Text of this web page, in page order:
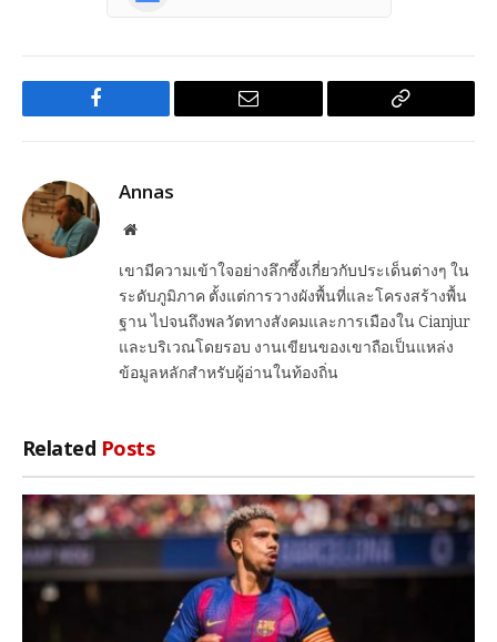
Facebook Email
Copy
Annas
Website
เขามีความเข้าใจอย่างลึกซึ้งเกี่ยวกับประเด็นต่างๆ ใน
ระดับภูมิภาค ตั้งแต่การวางผังพื้นที่และโครงสร้างพื้น
ฐาน ไปจนถึงพลวัตทางสังคมและการเมืองใน Cianjur
และบริเวณโดยรอบ งานเขียนของเขาถือเป็นแหล่ง
ข้อมูลหลักสำหรับผู้อ่านในท้องถิ่น
Related Posts